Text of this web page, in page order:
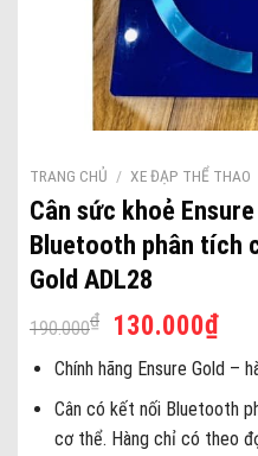
TRANG CHỦ / XE ĐẠP THỂ THAO
Cân sức khoẻ
Bluetooth phân tích
Gold ADL28
190.000₫
Giá
gốc
là:
190.000₫.
130.000₫Giá
hiện
tại
là:
Chính hãng Ensure Gold –
Cân có kết nối Bluetooth
cơ thể. Hàng chỉ có theo